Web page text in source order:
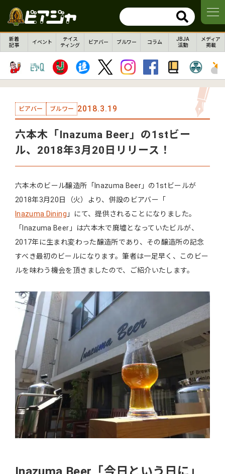
新着
記事
イベント
テイス
ティング
ビアバー ブルワー コラム
JBJA
活動
メディア
掲載
ビアバー ブルワー 2018.3.19
六本木「Inazuma Beer」の1stビー
ル、2018年3月20日リリース！
六本木のビール醸造所「Inazuma Beer」の1stビールが
2018年3月20日（火）より、併設のビアバー「
Inazuma Dining 」にて、提供されることになりました。
「Inazuma Beer」は六本木で廃墟となっていたビルが、
2017年に生まれ変わった醸造所であり、その醸造所の記念
すべき最初のビールになります。筆者は一足早く、このビー
ルを味わう機会を頂きましたので、ご紹介いたします。